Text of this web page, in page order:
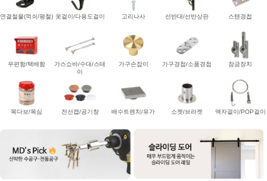
연결철물(꺽쇠/평철) 옷걸이/다용도걸이 고리나사 선반대/선반상판 스텐경첩
우편함/택배함
가스쇼바/수대/스테
이
가구손잡이 가구경첩/소품경첩 잠금장치
목다보/목심 전선캡/공기창 배수트렌치/유가 소켓/브라켓 액자걸이/POP걸이